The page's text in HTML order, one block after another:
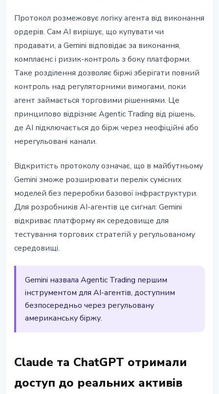
Протокол розмежовує логіку агента від виконання
ордерів. Сам AI вирішує, що купувати чи
продавати, а Gemini відповідає за виконання,
комплаєнс і ризик-контроль з боку платформи.
Таке розділення дозволяє біржі зберігати повний
контроль над регуляторними вимогами, поки
агент займається торговими рішеннями. Це
принципово відрізняє Agentic Trading від рішень,
де AI підключається до бірж через неофіційні або
нерегульовані канали.
Відкритість протоколу означає, що в майбутньому
Gemini зможе розширювати перелік сумісних
моделей без переробки базової інфраструктури.
Для розробників AI-агентів це сигнал: Gemini
відкриває платформу як середовище для
тестування торгових стратегій у регульованому
середовищі.
Gemini назвала Agentic Trading першим
інструментом для AI-агентів, доступним
безпосередньо через регульовану
американську біржу.
Claude та ChatGPT отримали
доступ до реальних активів